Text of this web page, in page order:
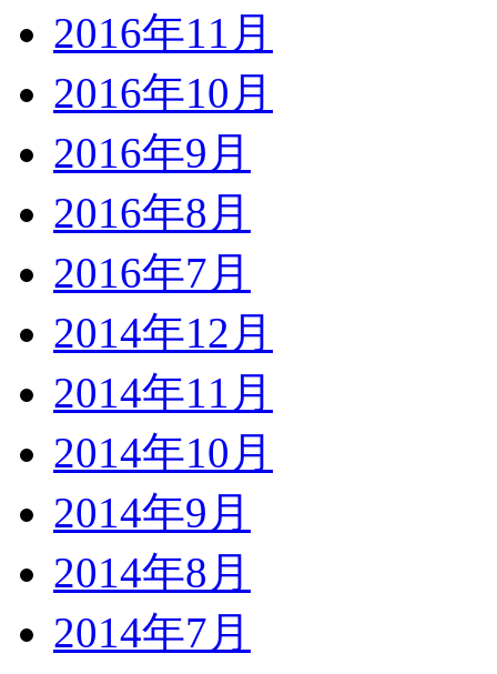
2016年11月
2016年10月
2016年9月
2016年8月
2016年7月
2014年12月
2014年11月
2014年10月
2014年9月
2014年8月
2014年7月